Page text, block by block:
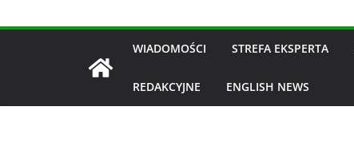
WIADOMOŚCI STREFA EKSPERTA
REDAKCYJNE ENGLISH NEWS